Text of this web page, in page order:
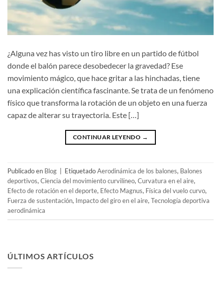
¿Alguna vez has visto un tiro libre en un partido de fútbol
donde el balón parece desobedecer la gravedad? Ese
movimiento mágico, que hace gritar a las hinchadas, tiene
una explicación científica fascinante. Se trata de un fenómeno
físico que transforma la rotación de un objeto en una fuerza
capaz de alterar su trayectoria. Este […]
CONTINUAR LEYENDO →
Publicado en Blog EtiquetadoAerodinámica de los balones, Balones
deportivos, Ciencia del movimiento curvilíneo, Curvatura en el aire,
Efecto de rotación en el deporte, Efecto Magnus, Física del vuelo curvo,
Fuerza de sustentación, Impacto del giro en el aire, Tecnología deportiva
aerodinámica
ÚLTIMOS ARTÍCULOS